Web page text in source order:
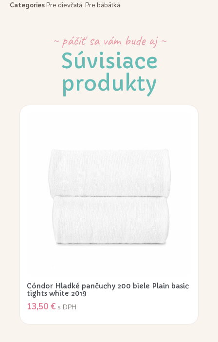
CategoriesPre dievčatá, Pre bábätká
~ páčiť sa vám bude aj ~
Súvisiace
produkty
Cóndor Hladké pančuchy 200 biele Plain basic
tights white 2019
13,50 € s DPH